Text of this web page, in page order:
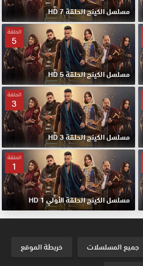
مسلسل الكينج الحلقة 7 HD
الحلقة
5
مسلسل الكينج الحلقة 5 HD
الحلقة
3
مسلسل الكينج الحلقة 3 HD
الحلقة
1
مسلسل الكينج الحلقة الأولي 1 HD
جميع المسلسلات
خريطة الموقع